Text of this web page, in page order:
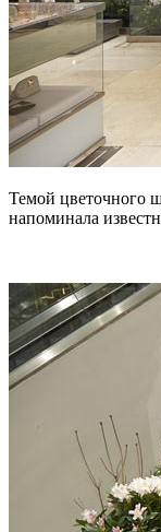
Темой цветочного
напоминала